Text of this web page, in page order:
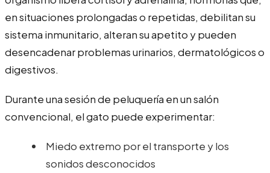
en situaciones prolongadas o repetidas, debilitan su
sistema inmunitario, alteran su apetito y pueden
desencadenar problemas urinarios, dermatológicos o
digestivos.
Durante una sesión de peluquería en un salón
convencional, el gato puede experimentar:
Miedo extremo por el transporte y los
sonidos desconocidos